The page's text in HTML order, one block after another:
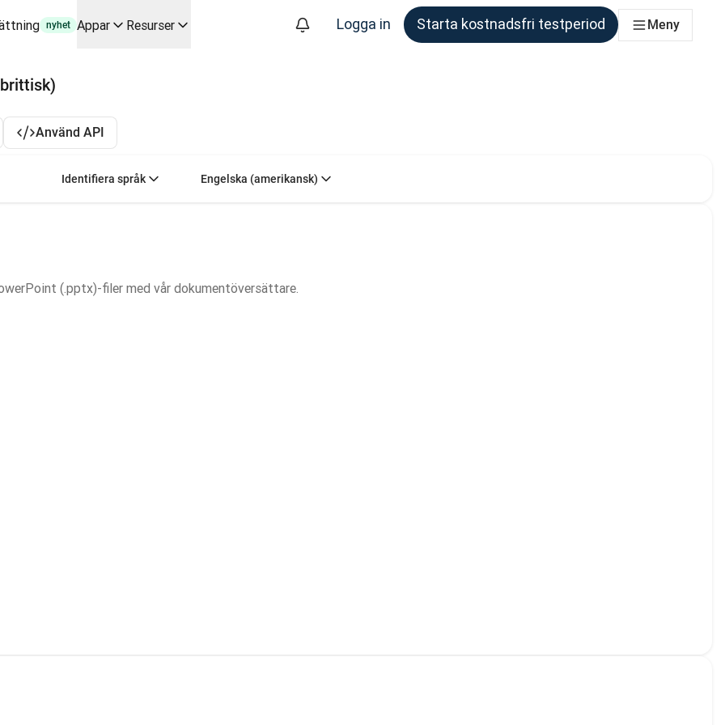
användningsfall och integrationer
från början till slut, för alla team som behöver det
nyhet Appar Resurser Logga in Starta kostnadsfri testperiod Meny
Använd API
Välj källspråk. För närvarande valt:
Identifiera språk Välj målspråk. För närvarande valt:
Engelska (amerikansk)
(.pptx)-filer med vår dokumentöversättare.